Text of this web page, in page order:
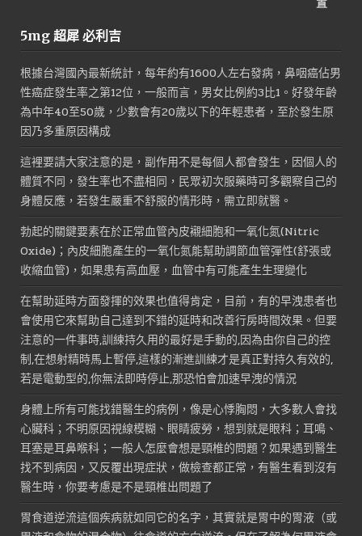
格：
格：
5mg 超犀 必利吉
根據台灣國內最新統計，每年約有1600人左右發病，鼻咽癌佔男
性癌症發生率之第12位，一般而言，男女比例約3比1。好發年齡
為中年40至50歲，少數會有20歲以下的年輕患者，至於發生原
因乃多重原因構成
這裡要請大家注意的是，副作用不是每個人都會發生，因個人的
體質不同，發生率也不盡相同，民眾初次服藥時可多觀察自己的
身體反應，若發生嚴重不舒服的情形時，需立即就醫。
勃起的關鍵要素在於正常血管內皮襯細胞和一氧化氮(Nitric
Oxide)；內皮細胞產生的一氧化氮能幫助調節血管彈性(舒張或
收縮血管)，如果患有高血壓，血管中有可能產生生理變化
在幫助延時方面發揮的效果也值得肯定，目前，有的早洩患者也
會使用它來幫助自己達到不錯的延時和改善行房時間效果。但要
注意的一件事時,訓練持久用的最好是手動的,因為由你自己的控
制,在想射精時馬上暫停,這樣的漸進訓練才是真正對持久有效的,
若是電動型的,你無法即時停止,那恐怕會加速早洩的情況
身體上所有可能找錯醫生的病例，像是心悸胸悶，大多數人會找
心臟科；不明原因視線模糊、眼睛疲勞，想到就是眼科；耳鳴、
耳塞是耳鼻喉科；一般人怎麼會想是頸椎的問題？如果遇到醫生
找不到病因，又反覆出現症狀，做檢查都正常，有醫生看到沒有
醫生時，你要考慮是不是頸椎出問題了
胃食道逆流這個疾病就如同它的名字，其實就是胃中的胃液（或